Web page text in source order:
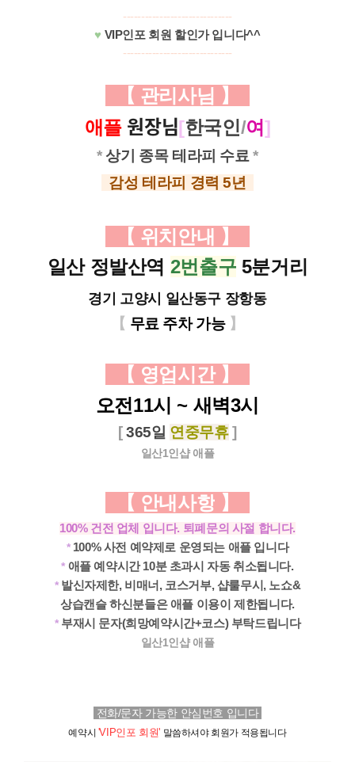
------------------------------
♥ VIP인포 회원 할인가 입니다^^
------------------------------
【 관리사님 】
애플 원장님[한국인/여]
* 상기 종목 테라피 수료*
감성 테라피 경력 5년
【 위치안내 】
일산 정발산역 2번출구 5분거리
경기 고양시 일산동구 장항동
【 무료 주차 가능 】
【 영업시간 】
오전11시 ~ 새벽3시
[365일 연중무휴 ]
일산1인샵 애플
【 안내사항 】
100% 건전 업체 입니다. 퇴폐문의 사절 합니다.
* 100% 사전 예약제로 운영되는 애플 입니다
* 애플 예약시간 10분 초과시 자동 취소됩니다.
*발신자제한, 비매너, 코스거부, 샵룰무시, 노쇼&
상습캔슬 하신분들은 애플 이용이 제한됩니다.
* 부재시 문자(희망예약시간+코스) 부탁드립니다
일산1인샵 애플
전화/문자가능한 안심번호 입니다
예약시 'VIP인포 회원' 말씀하셔야 회원가 적용됩니다